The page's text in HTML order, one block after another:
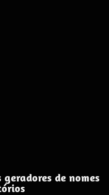
de nomes